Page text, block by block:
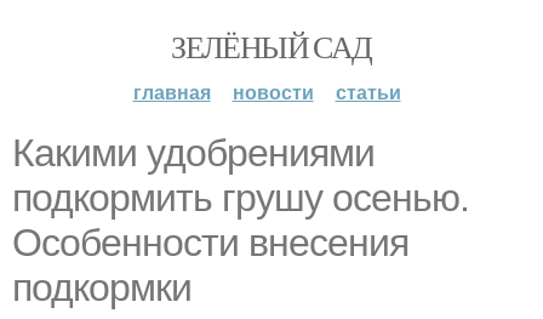
ЗЕЛЁНЫЙ САД
главная новости статьи
Какими удобрениями
подкормить грушу осенью.
Особенности внесения
подкормки